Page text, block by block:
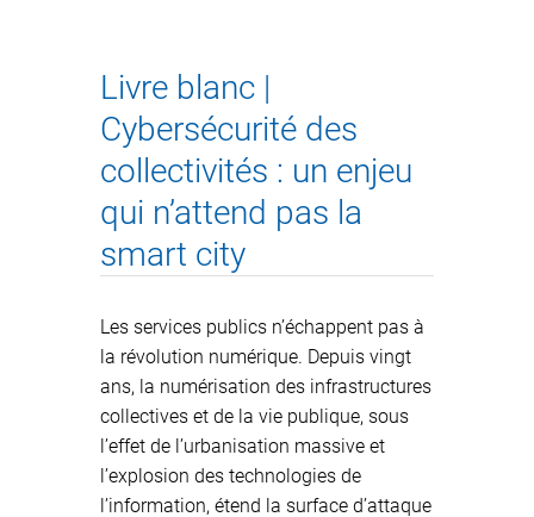
Livre blanc |
Cybersécurité des
collectivités : un enjeu
qui n’attend pas la
smart city
Les services publics n’échappent pas à
la révolution numérique. Depuis vingt
ans, la numérisation des infrastructures
collectives et de la vie publique, sous
l’effet de l’urbanisation massive et
l’explosion des technologies de
l’information, étend la surface d’attaque